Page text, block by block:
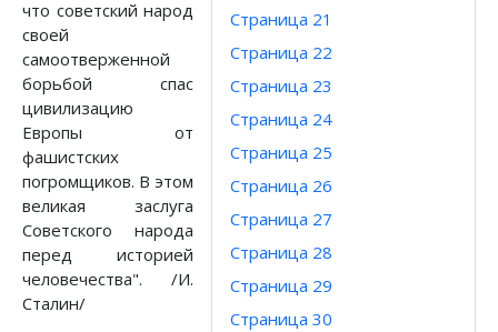
Страница 21
Страница 22
Страница 23
Страница 24
Страница 25
Страница 26
Страница 27
Страница 28
Страница 29
Страница 30
что советский народ
своей
самоотверженной
борьбой спас
цивилизацию
Европы от
фашистских
погромщиков. В этом
великая заслуга
Советского народа
перед историей
человечества". /И.
Сталин/